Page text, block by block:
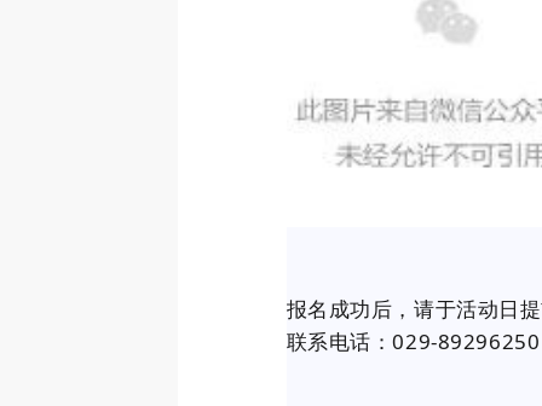
报名成功后，请于活动日
联系电话：029-89296250